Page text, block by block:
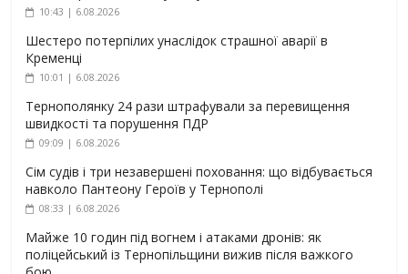
10:43 | 6.08.2026
Шестеро потерпілих унаслідок страшної аварії в
Кременці
10:01 | 6.08.2026
Тернополянку 24 рази штрафували за перевищення
швидкості та порушення ПДР
09:09 | 6.08.2026
Сім судів і три незавершені поховання: що відбувається
навколо Пантеону Героїв у Тернополі
08:33 | 6.08.2026
Майже 10 годин під вогнем і атаками дронів: як
поліцейський із Тернопільщини вижив після важкого